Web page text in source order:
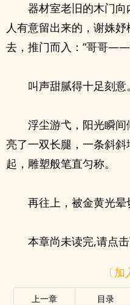
器材室老旧的木门
人有意留出来的，谢姝
去，推门而入：“哥哥
叫声甜腻得十足刻意。
浮尘游弋，阳光瞬
亮了一双长腿，一条斜
起，雕塑般笔直匀称。
再往上，被金黄光晕
本章尚未读完,请点
〔
上一章 目录